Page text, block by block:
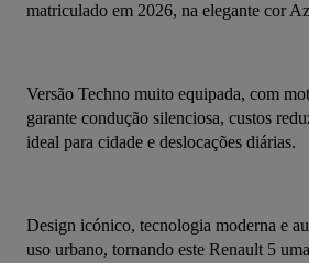
matriculado em 2026, na elegante cor
Versão Techno muito equipada, com
garante condução silenciosa, custos
ideal para cidade e deslocações diárias.
Design icónico, tecnologia moderna e
uso urbano, tornando este Renault 5